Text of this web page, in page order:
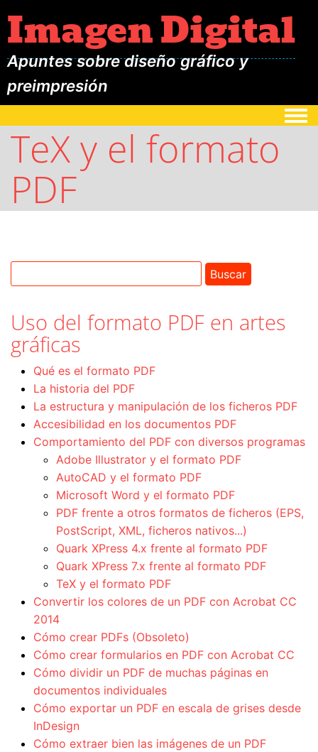
Imagen Digital
Apuntes sobre diseño gráfico y
preimpresión
TeX y el formato
PDF
Uso del formato PDF en artes
gráficas
Qué es el formato PDF
La historia del PDF
La estructura y manipulación de los ficheros PDF
Accesibilidad en los documentos PDF
Comportamiento del PDF con diversos programas
Adobe Illustrator y el formato PDF
AutoCAD y el formato PDF
Microsoft Word y el formato PDF
PDF frente a otros formatos de ficheros (EPS,
PostScript, XML, ficheros nativos...)
Quark XPress 4.x frente al formato PDF
Quark XPress 7.x frente al formato PDF
TeX y el formato PDF
Convertir los colores de un PDF con Acrobat CC
2014
Cómo crear PDFs (Obsoleto)
Cómo crear formularios en PDF con Acrobat CC
Cómo dividir un PDF de muchas páginas en
documentos individuales
Cómo exportar un PDF en escala de grises desde
InDesign
Cómo extraer bien las imágenes de un PDF